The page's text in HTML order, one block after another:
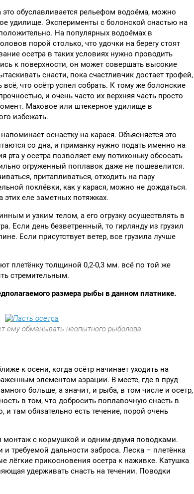
обуславливается рельефом водоёма, можно
удилище. Эксперименты с болонской снастью на
На популярных водоёмах в
порой столько, что удочки на берегу стоят
осетра в таких условиях нужно проводить
к поверхности, он может совершать высокие
снасти, пока счастливчик достает трофей,
что осётр успел собрать. К тому же болонские
и очень часто их верхняя часть просто
Маховое или штекерное удилище в
избежать.
оснастку на карася. Объясняется это
со дна, и приманку нужно подать именно на
рта у осетра позволяет ему потихоньку обсосать
огруженный поплавок даже не пошевелится.
притапливаться, отходить на пару
поклёвки, как у карася, можно не дождаться.
еле заметных потяжках.
и узким телом, а его огрузку осуществлять в
Если день безветренный, то гирлянду из грузил
Если присутствует ветер, все грузила лучше
плетёнку толщиной 0,2-0,3 мм. всё по той же
стремительным.
размера рыбы в данном платнике.
ему обманывать неопытного рыболова
к осени, когда осётр начинает уходить на
элементом аэрации. В месте, где в пруд
больше, а значит, и рыба, в том числе и осетр,
в том, что добросить поплавочную снасть в
там обязательно есть течение, порой очень
с кормушкой и одним-двумя поводками.
требуемой дальности заброса. Леска – плетёнка
лёгкие прикосновения осетра к наживке. Катушка
удерживать снасть на течении. Поводки